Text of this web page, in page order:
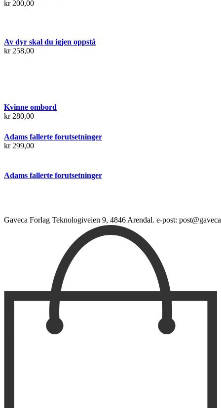
kr200,00
Av dyr skal du igjen oppstå
kr258,00
Kvinne ombord
kr280,00
Adams fallerte forutsetninger
kr299,00
Adams fallerte forutsetninger
Gaveca Forlag Teknologiveien 9, 4846 Arendal. e-post: